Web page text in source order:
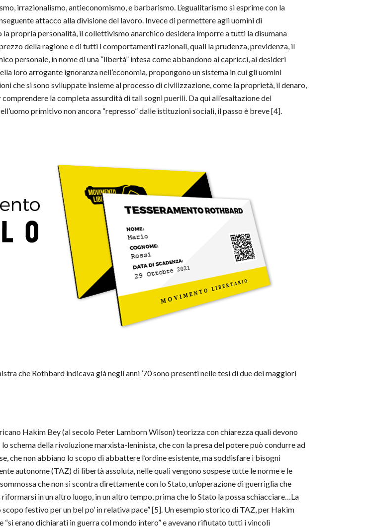
irrazionalismo, antieconomismo, e barbarismo. L’egualitarismo si esprime con la
attacco alla divisione del lavoro. Invece di permettere agli uomini di
propria personalità, il collettivismo anarchico desidera imporre a tutti la disumana
della ragione e di tutti i comportamenti razionali, quali la prudenza, previdenza, il
personale, in nome di una “libertà” intesa come abbandono ai capricci, ai desideri
loro arrogante ignoranza nell’economia, propongono un sistema in cui gli uomini
che si sono sviluppate insieme al processo di civilizzazione, come la proprietà, il denaro,
la completa assurdità di tali sogni puerili. Da qui all’esaltazione del
primitivo non ancora “represso” dalle istituzioni sociali, il passo è breve [4].
che Rothbard indicava già negli anni ’70 sono presenti nelle tesi di due dei maggiori
Hakim Bey (al secolo Peter Lamborn Wilson) teorizza con chiarezza quali devono
schema della rivoluzione marxista-leninista, che con la presa del potere può condurre ad
che non abbiano lo scopo di abbattere l’ordine esistente, ma soddisfare i bisogni
autonome (TAZ) di libertà assoluta, nelle quali vengono sospese tutte le norme e le
che non si scontra direttamente con lo Stato, un’operazione di guerriglia che
in un altro luogo, in un altro tempo, prima che lo Stato la possa schiacciare…La
festivo per un bel po’ in relativa pace” [5]. Un esempio storico di TAZ, per Hakim
erano dichiarati in guerra col mondo intero” e avevano rifiutato tutti i vincoli